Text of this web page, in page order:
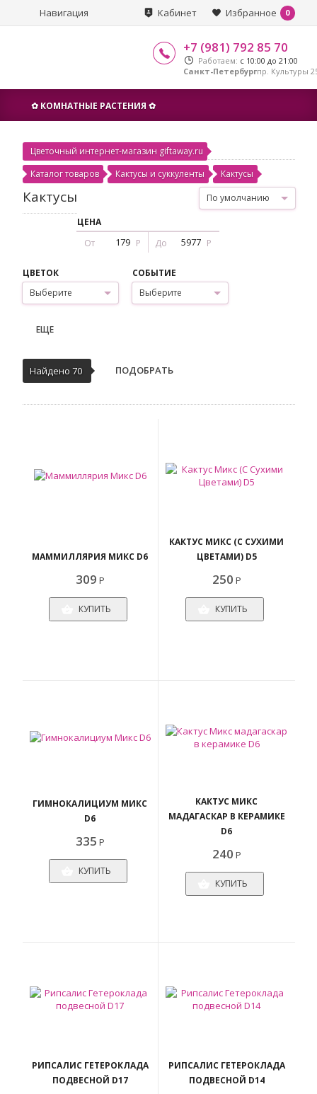
Навигация Избранное 0
Кабинет
+7 (981) 792 85 70
Работаем: с 10:00 до 21:00
Санкт-Петербургпр. Культуры
✿ КОМНАТНЫЕ РАСТЕНИЯ ✿
Цветочный интернет-магазин giftaway.ru
Каталог товаров
Кактусы и суккуленты Кактусы
Кактусы
По умолчанию
ЦЕНА
От
Р До Р
ЦВЕТОК
Выберите
СОБЫТИЕ
Выберите
ЕЩЕ
Найдено 70 ПОДОБРАТЬ
МАММИЛЛЯРИЯ МИКС D6
309 Р
КУПИТЬ
КАКТУС МИКС (С СУХИМИ
ЦВЕТАМИ) D5
250 Р
КУПИТЬ
ГИМНОКАЛИЦИУМ МИКС
D6
335 Р
КУПИТЬ
КАКТУС МИКС
МАДАГАСКАР В КЕРАМИКЕ
D6
240 Р
КУПИТЬ
РИПСАЛИС ГЕТЕРОКЛАДА
ПОДВЕСНОЙ D17
РИПСАЛИС ГЕТЕРОКЛАДА
ПОДВЕСНОЙ D14